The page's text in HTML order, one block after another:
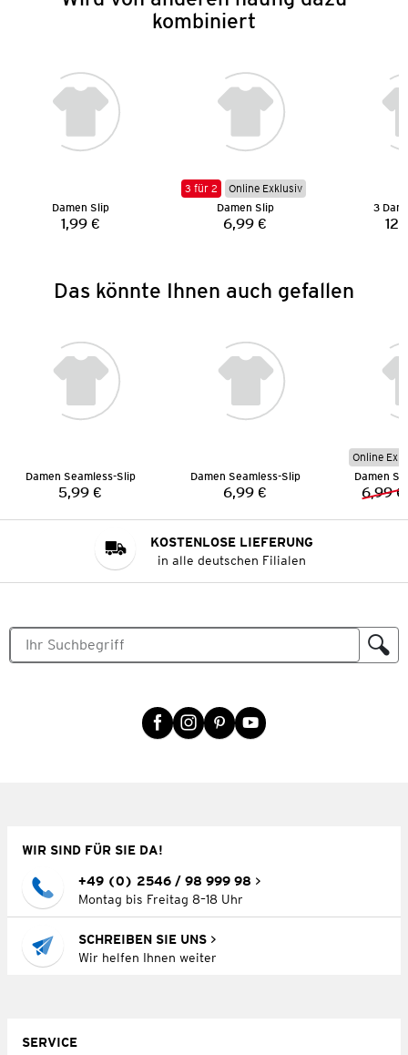
kombiniert
Damen Slip
Preis:
1,99 €
3 für 2
Online Exklusiv
Damen Slip
Preis:
6,99 €
3
Das könnte Ihnen auch gefallen
Damen Seamless-Slip
Preis:
5,99 €
Damen Seamless-Slip
Preis:
6,99 €
Online
Damen
6,99 €
KOSTENLOSE LIEFERUNG
in alle deutschen Filialen
WIR SIND FÜR SIE DA!
+49 (0) 2546 / 98 999 98
Montag bis Freitag 8–18 Uhr
SCHREIBEN SIE UNS
Wir helfen Ihnen weiter
SERVICE